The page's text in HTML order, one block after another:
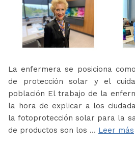
La enfermera se posiciona
de protección solar y el
población El trabajo de la
la hora de explicar a los
la fotoprotección solar para la
de productos son los … Leer más